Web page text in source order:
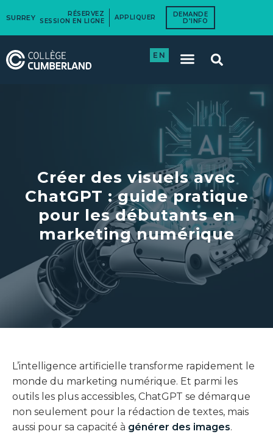
SURREY
RÉSERVEZ
SESSION EN LIGNE
APPLIQUER
DEMANDE
D'INFO
EN
Créer des visuels avec
ChatGPT : guide pratique
pour les débutants en
marketing numérique
L’intelligence artificielle transforme rapidement le
monde du marketing numérique. Et parmi les
outils les plus accessibles, ChatGPT se démarque
non seulement pour la rédaction de textes, mais
aussi pour sa capacité à générer des images.